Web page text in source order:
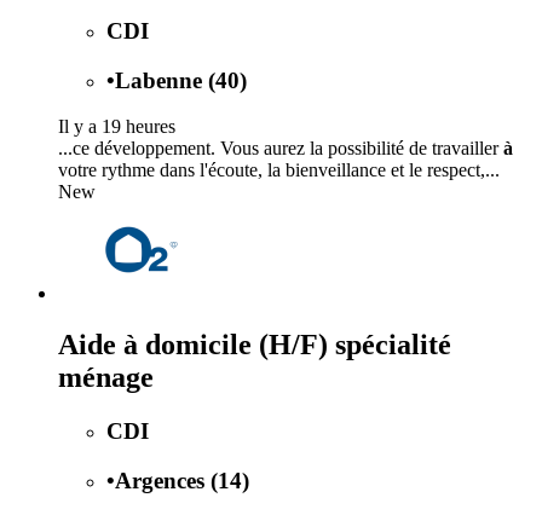
CDI
•Labenne (40)
Il y a 19 heures
...ce développement. Vous aurez la possibilité de travaillerà
votre rythme dans l'écoute, la bienveillance et le respect,...
New
Aide à domicile (H/F) spécialité
ménage
CDI
•Argences (14)